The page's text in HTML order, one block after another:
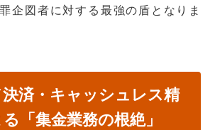
企図者に対する最強の盾となりま
済・キャッシュレス精
「集金業務の根絶」